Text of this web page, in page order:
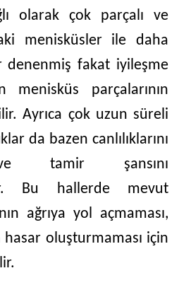
olarak çok parçalı ve
menisküsler ile daha
fakat iyileşme
menisküs parçalarının
Ayrıca çok uzun süreli
da bazen canlılıklarını
tamir şansını
Bu hallerde mevut
ağrıya yol açmaması,
oluşturmaması için